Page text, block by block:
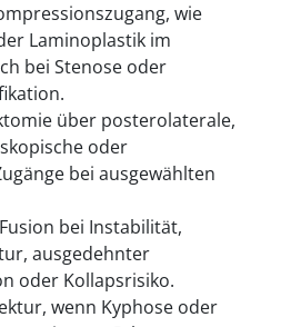
wie
Laminoplastik im
bei Stenose oder
über posterolaterale,
oder
bei ausgewählten
bei Instabilität,
ausgedehnter
oder Kollapsrisiko.
wenn Kyphose oder